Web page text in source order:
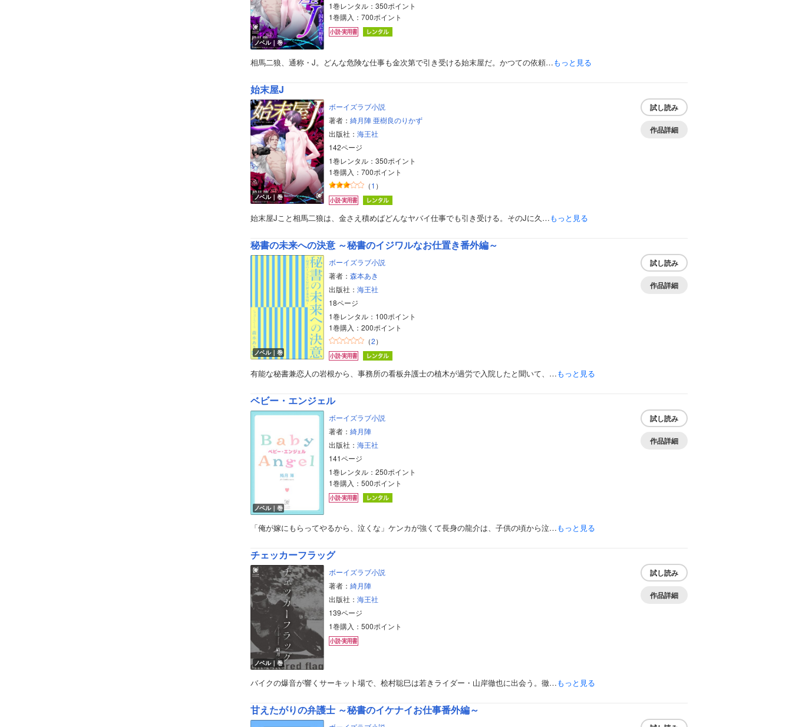
ノベル｜巻
1巻レンタル：350ポイント
1巻購入：700ポイント
相馬二狼、通称・J。どんな危険な仕事も金次第で引き受ける始末屋だ。かつての依頼…もっと見る
始末屋J
ノベル｜巻
ボーイズラブ小説
著者： 綺月陣 亜樹良のりかず
出版社： 海王社
142ページ
1巻レンタル：350ポイント
1巻購入：700ポイント
（1 ）
試し読み
作品詳細
始末屋Jこと相馬二狼は、金さえ積めばどんなヤバイ仕事でも引き受ける。そのJに久…もっと見る
秘書の未来への決意 ～秘書のイジワルなお仕置き番外編～
ノベル｜巻
ボーイズラブ小説
著者： 森本あき
出版社： 海王社
18ページ
1巻レンタル：100ポイント
1巻購入：200ポイント
（2）
試し読み
作品詳細
有能な秘書兼恋人の岩根から、事務所の看板弁護士の植木が過労で入院したと聞いて、…もっと見る
ベビー・エンジェル
ノベル｜巻
ボーイズラブ小説
著者： 綺月陣
出版社： 海王社
141ページ
1巻レンタル：250ポイント
1巻購入：500ポイント
試し読み
作品詳細
「俺が嫁にもらってやるから、泣くな」ケンカが強くて長身の龍介は、子供の頃から泣…もっと見る
チェッカーフラッグ
ノベル｜巻
ボーイズラブ小説
著者： 綺月陣
出版社： 海王社
139ページ
1巻購入：500ポイント
試し読み
作品詳細
バイクの爆音が響くサーキット場で、桧村聡巳は若きライダー・山岸徹也に出会う。徹…もっと見る
甘えたがりの弁護士 ～秘書のイケナイお仕事番外編～